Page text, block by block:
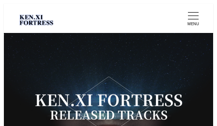
MENU